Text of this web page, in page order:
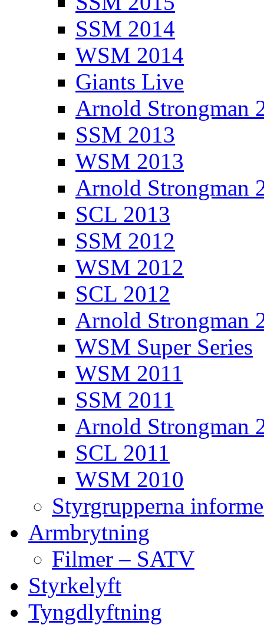
SSM 2014
WSM 2014
Giants Live
Arnold Strongman
SSM 2013
WSM 2013
Arnold Strongman
SCL 2013
SSM 2012
WSM 2012
SCL 2012
Arnold Strongman
WSM Super Series
WSM 2011
SSM 2011
Arnold Strongman
SCL 2011
WSM 2010
Styrgrupperna
Armbrytning
Filmer – SATV
Styrkelyft
Tyngdlyftning